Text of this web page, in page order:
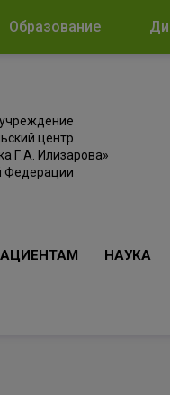
Образование
центр
Г.А. Илизарова»
Федерации
НАУКА